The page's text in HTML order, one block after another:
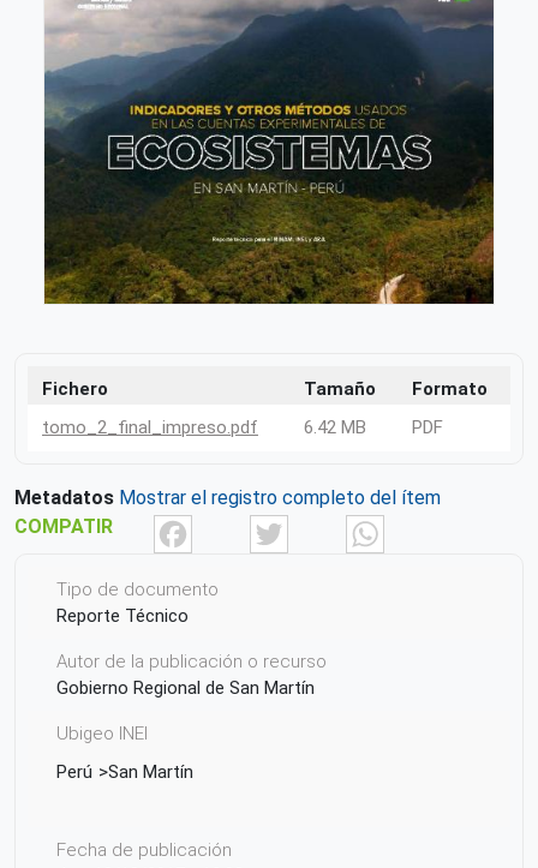
Fichero Tamaño
Formato
tomo_2_final_impreso.pdf
6.42 MB PDF
Metadatos Mostrar el registro completo del ítem
COMPATIR
FacebookTwitter
Tipo de documento
Reporte Técnico
Autor de la publicación o recurso
Gobierno Regional de San Martín
Ubigeo INEI
Perú
San Martín
Fecha de publicación